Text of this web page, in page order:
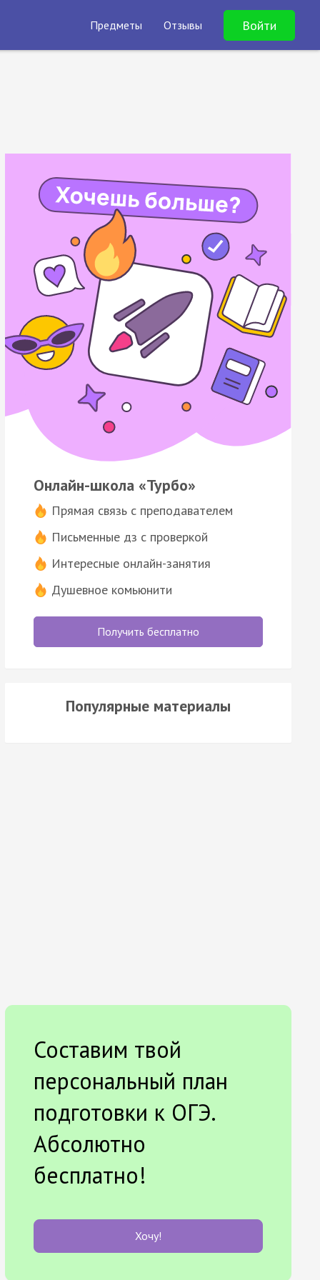
Предметы Отзывы Войти
Онлайн-школа «Турбо»
Прямая связь с преподавателем
Письменные дз с проверкой
Интересные онлайн-занятия
Душевное комьюнити
Получить бесплатно
Популярные материалы
Составим твой
персональный план
подготовки к ОГЭ.
Абсолютно
бесплатно!
Хочу!